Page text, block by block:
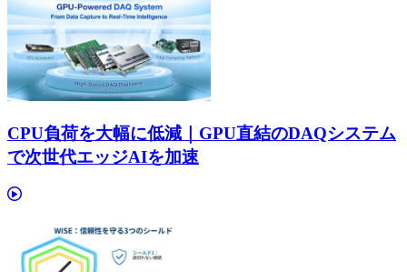
CPU負荷を大幅に低減｜GPU直結のDAQシステム
で次世代エッジAIを加速